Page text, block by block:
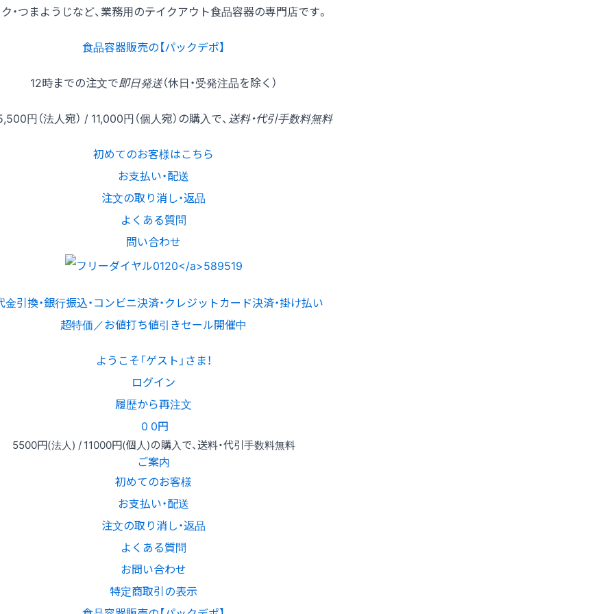
・つまようじなど、業務用のテイクアウト食品容器の専門店です。
食品容器販売の【パックデポ】
12時までの注文で即日発送（休日・受発注品を除く）
円（法人宛） / 11,000円（個人宛）の購入で、 送料・代引手数料無料
初めてのお客様はこちら
お支払い・配送
注文の取り消し・返品
よくある質問
問い合わせ
超特価／お値打ち値引きセール開催中
ようこそ「ゲスト」さま！
ログイン
履歴から再注文
0 0円
5500円(法人) /11000円(個人)の購入で、送料・代引手数料無料
ご案内
初めてのお客様
お支払い・配送
注文の取り消し・返品
よくある質問
お問い合わせ
特定商取引の表示